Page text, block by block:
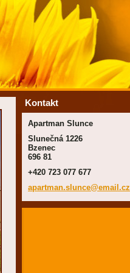
Kontakt
Apartman Slunce
Slunečná 1226
Bzenec
696 81
+420 723 077 677
apartman.slunce@email.cz